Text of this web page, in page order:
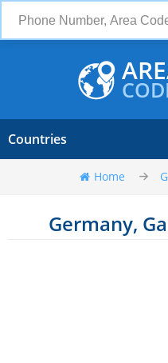
Countries
Home
Germany,